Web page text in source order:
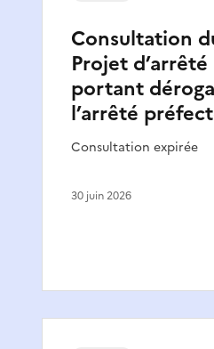
Consultation
Projet
portant
l’arrêté
Consultation expirée
30 juin 2026